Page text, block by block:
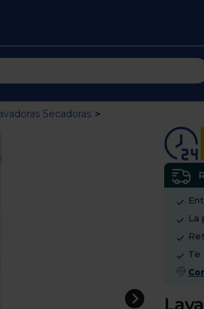
la entrega connuestros propios
Registrarse
Secadoras >
La
Te